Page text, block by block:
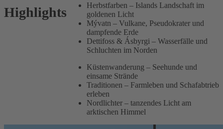
Highlights
Herbstfarben – Islands Landschaft im
goldenen Licht
Mývatn – Vulkane, Pseudokrater und
dampfende Erde
Dettifoss & Ásbyrgi – Wasserfälle und
Schluchten im Norden
Küstenwanderung – Seehunde und
einsame Strände
Traditionen – Farmleben und Schafabtrieb
erleben
Nordlichter – tanzendes Licht am
arktischen Himmel